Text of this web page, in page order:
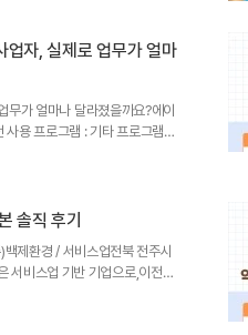
하는 과정도 번거로웠다고 합니
업자, 실제로 업무가 얼마
가 얼마나 달라졌을까요?에이
용 프로그램 : 기타 프로그램에
프로그램이 업장과 맞지 않아
제조업에는 부담이었습니다 개
솔직 후기
제환경 / 서비스업전북 전주시
서비스업 기반 기업으로,이전부
도입으로 높아질 업무 효율을 기